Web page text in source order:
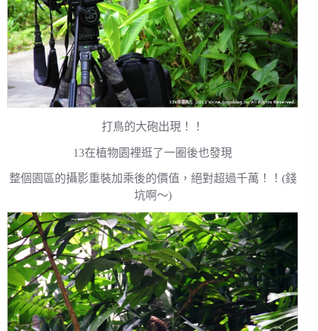
打鳥的大砲出現！！
13在植物園裡逛了一圈後也發現
整個園區的攝影重裝加乘後的價值，絕對超過千萬！！(錢
坑啊～)